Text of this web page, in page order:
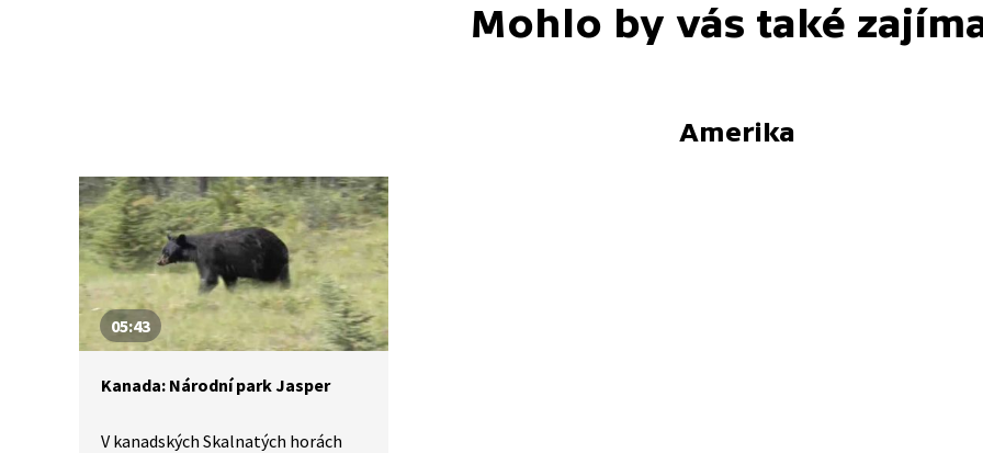
Mohlo by vás také
Amerika
05:43
Kanada: Národní park Jasper
V kanadských Skalnatých horách